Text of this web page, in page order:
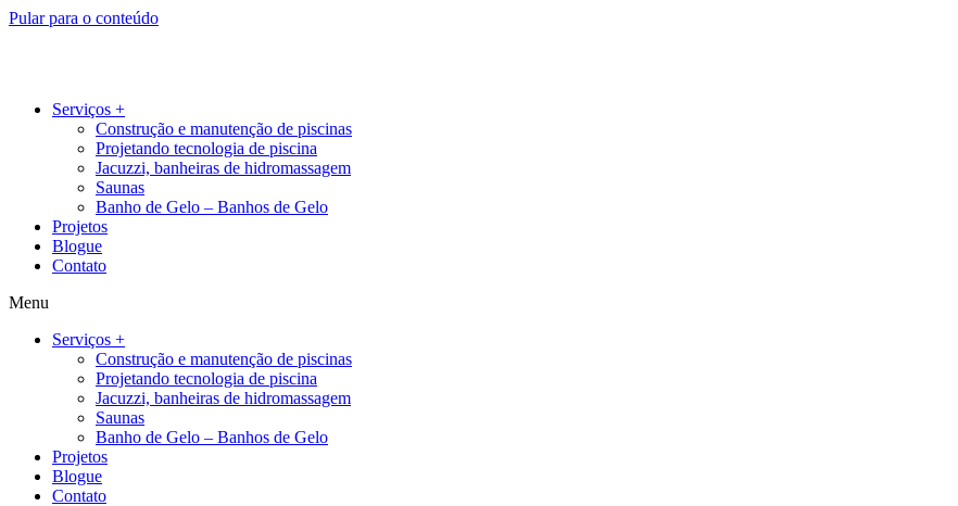
Pular para o conteúdo
Serviços +
Construção e manutenção de piscinas
Projetando tecnologia de piscina
Jacuzzi, banheiras de hidromassagem
Saunas
Banho de Gelo – Banhos de Gelo
Projetos
Blogue
Contato
Menu
Serviços +
Construção e manutenção de piscinas
Projetando tecnologia de piscina
Jacuzzi, banheiras de hidromassagem
Saunas
Banho de Gelo – Banhos de Gelo
Projetos
Blogue
Contato